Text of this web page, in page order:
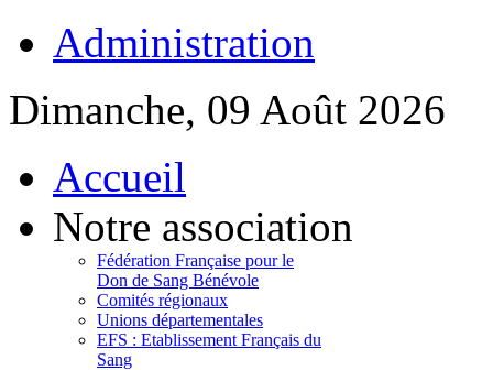
Administration
Dimanche, 09 Août 2026
Accueil
Notre association
Fédération Française pour le
Don de Sang Bénévole
Comités régionaux
Unions départementales
EFS : Etablissement Français du
Sang